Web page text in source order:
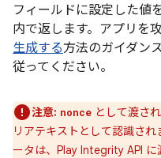
フィールドに設定した値
内で返します。アプリを
生成する方法のガイダン
従ってください。
注意: nonce として渡さ
リアテキストとして認識さ
ータは、Play Integrity API